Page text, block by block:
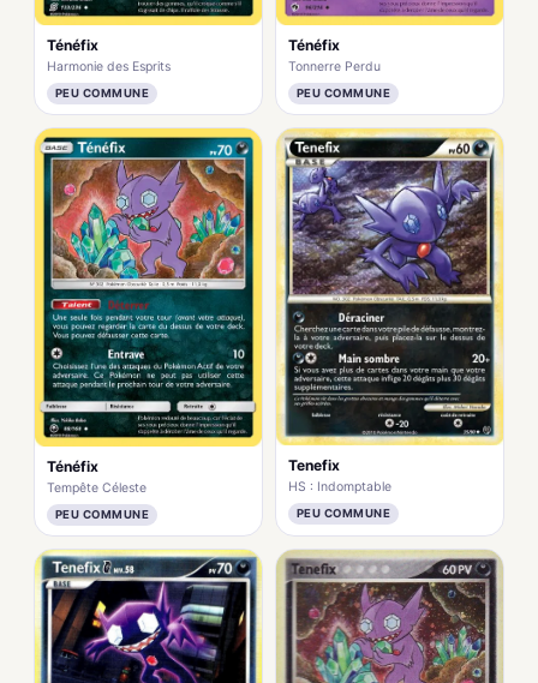
Ténéfix
Harmonie des Esprits
PEU COMMUNE
Ténéfix
Tonnerre Perdu
PEU COMMUNE
Ténéfix
Tempête Céleste
PEU COMMUNE
Tenefix
HS : Indomptable
PEU COMMUNE